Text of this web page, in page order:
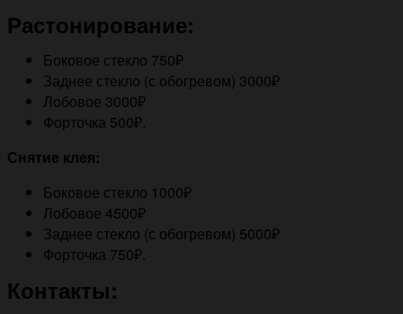
Растонирование:
Боковое стекло 750₽
Заднее стекло (с обогревом) 3000₽
Лобовое 3000₽
Форточка 500₽.
Снятие клея:
Боковое стекло 1000₽
Лобовое 4500₽
Заднее стекло (с обогревом) 5000₽
Форточка 750₽.
Контакты: